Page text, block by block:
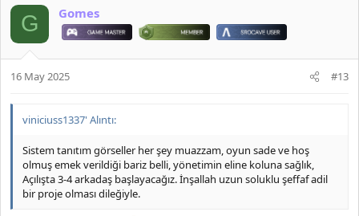
G Gomes
16 May 2025 #13
viniciuss1337' Alıntı:
Sistem tanıtım görseller her şey muazzam, oyun sade ve hoş
olmuş emek verildiği bariz belli, yönetimin eline koluna sağlık,
Açılışta 3-4 arkadaş başlayacağız. İnşallah uzun soluklu şeffaf adil
bir proje olması dileğiyle.